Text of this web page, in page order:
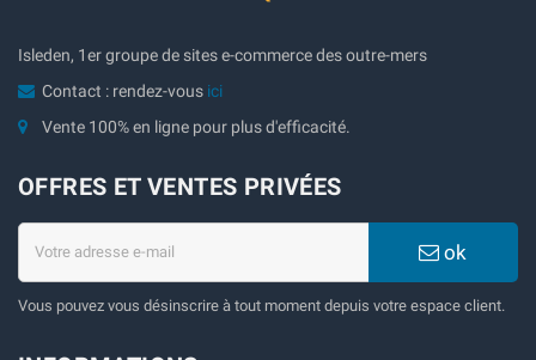
Isleden, 1er groupe de sites e-commerce des outre-mers
Contact : rendez-vous ici
Vente 100% en ligne pour plus d'efficacité.
OFFRES ET VENTES PRIVÉES
ok
Vous pouvez vous désinscrire à tout moment depuis votre espace client.